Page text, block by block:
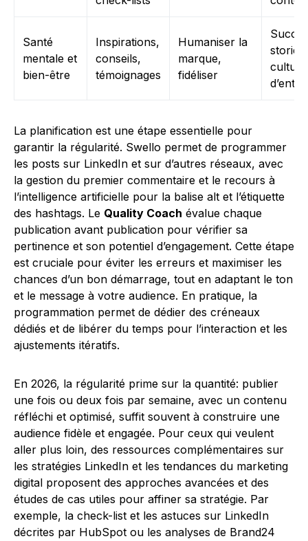
Santé
mentale et
bien-être
Inspirations,
conseils,
témoignages
Humaniser la
marque,
fidéliser
Succès
stories
culture
La planification est une étape essentielle pour
garantir la régularité. Swello permet de programmer
les posts sur LinkedIn et sur d’autres réseaux, avec
la gestion du premier commentaire et le recours à
l’intelligence artificielle pour la balise alt et l’étiquette
des hashtags. Le Quality Coach évalue chaque
publication avant publication pour vérifier sa
pertinence et son potentiel d’engagement. Cette étape
est cruciale pour éviter les erreurs et maximiser les
chances d’un bon démarrage, tout en adaptant le ton
et le message à votre audience. En pratique, la
programmation permet de dédier des créneaux
dédiés et de libérer du temps pour l’interaction et les
ajustements itératifs.
En 2026, la régularité prime sur la quantité: publier
une fois ou deux fois par semaine, avec un contenu
réfléchi et optimisé, suffit souvent à construire une
audience fidèle et engagée. Pour ceux qui veulent
aller plus loin, des ressources complémentaires sur
les stratégies LinkedIn et les tendances du marketing
digital proposent des approches avancées et des
études de cas utiles pour affiner sa stratégie. Par
exemple, la check-list et les astuces sur LinkedIn
décrites par HubSpot ou les analyses de Brand24